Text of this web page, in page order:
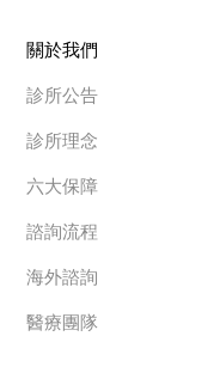
關於我們
診所公告
診所理念
六大保障
諮詢流程
海外諮詢
醫療團隊